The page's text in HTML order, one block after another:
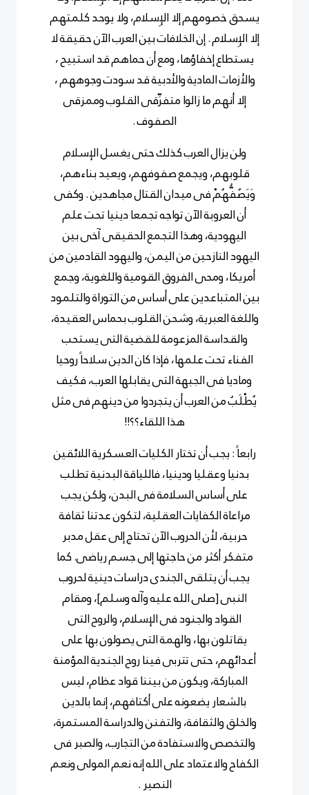
يسحق خصومهم إلا الإِسلام، ولا يوحد كلمتهم
إلا الإِسلام . إن الخلافات بين العرب الآن حقيقة لا
يستطاع إخفاؤها، ومع أن حماهم قد استبيح ،
والأزمات المادية والأدبية قد سودت وجوههم ،
إلا أنهم ما زالوا متفرِّقى القلوب وممزقى
الصفوف .
ولن يزال العرب كذلك حتى يغسل الإسلام
قلوبهم، ويجمع صفوفهم، ويعيد بناءهم،
وَيَصُفُّهُمْ فى ميدان القتال مجاهدين . وكفى
أن العروبة الآن تواجه تجمعا دينيا تحت علم
اليهودية، وهذا التجمع الحقيقى آخى بين
اليهود النازحين من اليمن، واليهود القادمين من
أمريكا، ومحى الفروق القومية واللغوية، وجمع
بين المتباعدين على أساس من التوراة والتلمود
واللغة العبرية، وشحن القلوب بحماس العقيدة،
والقداسة المزعومة للقضية التى يستحب
الفناء تحت علمها، فإذا كان الدين سلاحاً روحيا
وماديا فى الجبهة التى يقابلها العرب، فكيف
يُطْلَبُ من العرب أن يتجردوا من دينهم فى مثل
هذا اللقاء؟؟!!
رابعاً : يجب أن تختار الكليات العسكرية اللائقين
بدنيا وعقليا ودينيا، فاللياقة البدنية تطلب
على أساس السلامة فى البدن، ولكن يجب
مراعاة الكفايات العقلية، لتكون عدتنا ثقافة
حربية، لأن الحروب الآن تحتاج إلى عقل مدبر
متفكر أكثر من حاجتها إلى جسم رياضى. كما
يجب أن يتلقى الجندى دراسات دينية لحروب
النبى [صلى الله عليه وآله وسلم]، ومقام
القواد والجنود فى الإسلام، والروح التى
يقاتلون بها، والهمة التى يصولون بها على
أعدائهم، حتى تتربى فينا روح الجندية المؤمنة
المباركة، ويكون من بيننا قواد عظام، ليس
بالشعار يضعونه على أكتافهم، إنما بالدين
والخلق والثقافة، والتفنن والدراسة المستمرة،
والتخصص والاستفادة من التجارب، والصبر فى
الكفاح والاعتماد على الله إنه نعم المولى ونعم
النصير .